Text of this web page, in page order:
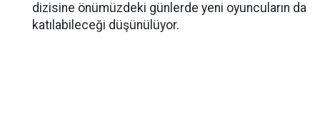
dizisine önümüzdeki günlerde yeni oyuncuların da
katılabileceği düşünülüyor.